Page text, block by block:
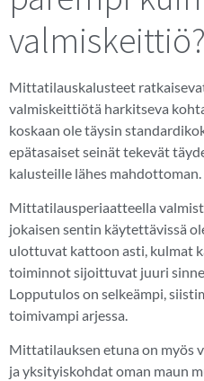
valmiskeittiö?
Mittatilauskalusteet
valmiskeittiötä harkitseva
koskaan ole täysin
epätasaiset seinät tekevät
kalusteille lähes mahdottoman.
Mittatilausperiaatteella
jokaisen sentin käytettävissä
ulottuvat kattoon asti, kulmat
toiminnot sijoittuvat juuri
Lopputulos on selkeämpi,
toimivampi arjessa.
Mittatilauksen etuna on myös
ja yksityiskohdat oman maun